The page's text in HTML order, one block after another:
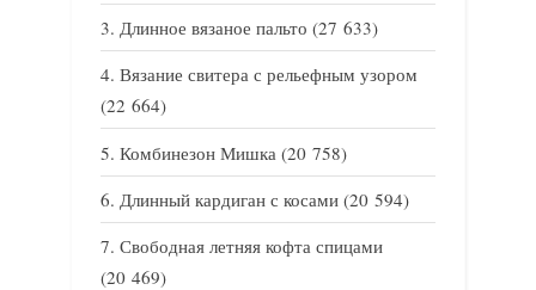
Длинное вязаное пальто (27 633)
Вязание свитера с рельефным узором
(22 664)
Комбинезон Мишка (20 758)
Длинный кардиган с косами (20 594)
Свободная летняя кофта спицами
(20 469)